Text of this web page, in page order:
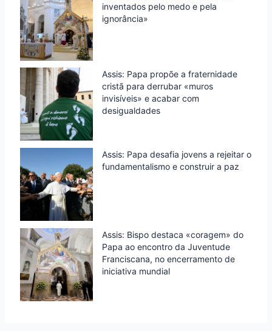
inventados pelo medo e pela
ignorância»
Assis: Papa propõe a fraternidade
cristã para derrubar «muros
invisíveis» e acabar com
desigualdades
Assis: Papa desafia jovens a rejeitar o
fundamentalismo e construir a paz
Assis: Bispo destaca «coragem» do
Papa ao encontro da Juventude
Franciscana, no encerramento de
iniciativa mundial